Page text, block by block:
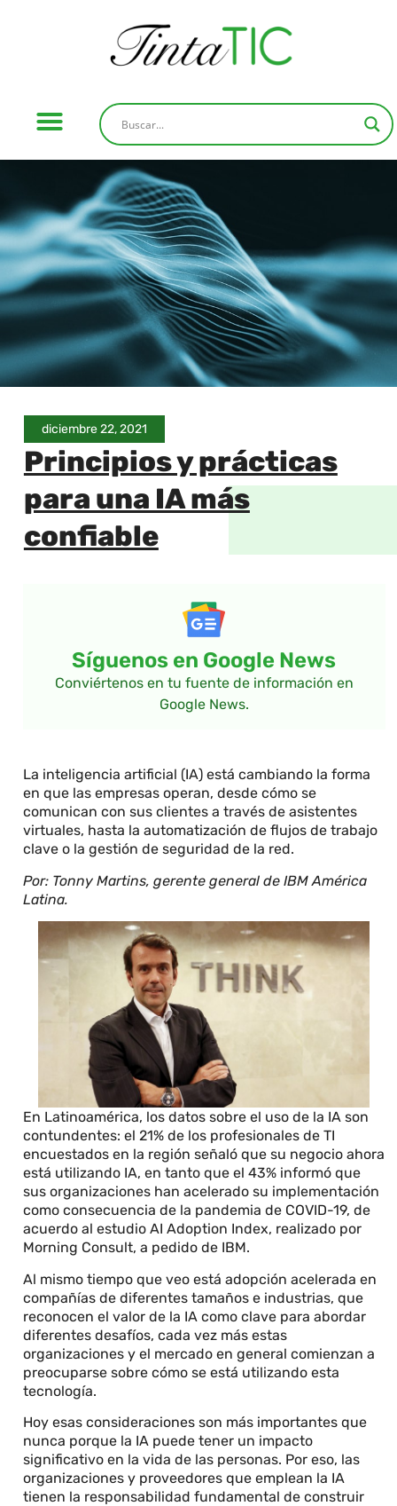
diciembre 22, 2021
Principios y prácticas
para una IA más
confiable
Síguenos en Google News
Conviértenos en tu fuente de información en
Google News.
La inteligencia artificial (IA) está cambiando la forma
en que las empresas operan, desde cómo se
comunican con sus clientes a través de asistentes
virtuales, hasta la automatización de flujos de trabajo
clave o la gestión de seguridad de la red.
Por: Tonny Martins, gerente general de IBM América
Latina.
En Latinoamérica, los datos sobre el uso de la IA son
contundentes: el 21% de los profesionales de TI
encuestados en la región señaló que su negocio ahora
está utilizando IA, en tanto que el 43% informó que
sus organizaciones han acelerado su implementación
como consecuencia de la pandemia de COVID-19, de
acuerdo al estudio AI Adoption Index, realizado por
Morning Consult, a pedido de IBM.
Al mismo tiempo que veo está adopción acelerada en
compañías de diferentes tamaños e industrias, que
reconocen el valor de la IA como clave para abordar
diferentes desafíos, cada vez más estas
organizaciones y el mercado en general comienzan a
preocuparse sobre cómo se está utilizando esta
tecnología.
Hoy esas consideraciones son más importantes que
nunca porque la IA puede tener un impacto
significativo en la vida de las personas. Por eso, las
organizaciones y proveedores que emplean la IA
tienen la responsabilidad fundamental de construir